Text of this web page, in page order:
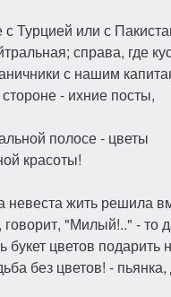
с Турцией или с
справа, где
с нашим
- ихние посты,
полосе - цветы
красоты!
невеста жить решила
говорит, "Милый!.." - то
букет цветов подарить
без цветов! -